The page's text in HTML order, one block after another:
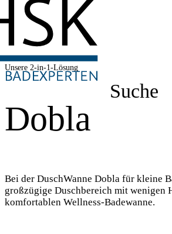
Suche
Unsere 2-in-1-Lösung
Dobla
Bei der DuschWanne Dobla für kleine
großzügige Duschbereich mit wenigen
komfortablen Wellness-Badewanne.